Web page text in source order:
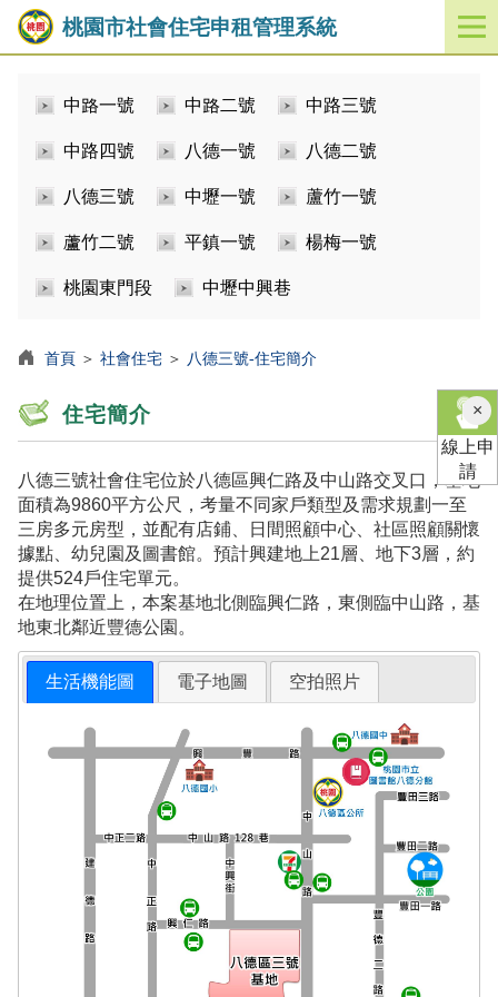
桃園市社會住宅申租管理系統
開
啟
中路一號 中路二號 中路三號
中路四號 八德一號 八德二號
八德三號 中壢一號 蘆竹一號
蘆竹二號 平鎮一號 楊梅一號
桃園東門段 中壢中興巷
首頁 ＞ 社會住宅 ＞ 八德三號-住宅簡介
住宅簡介
八德三號社會住宅位於八德區興仁路及中山路交叉口，基地
面積為9860平方公尺，考量不同家戶類型及需求規劃一至
三房多元房型，並配有店鋪、日間照顧中心、社區照顧關懷
據點、幼兒園及圖書館。預計興建地上21層、地下3層，約
提供524戶住宅單元。
在地理位置上，本案基地北側臨興仁路，東側臨中山路，基
地東北鄰近豐德公園。
生活機能圖 電子地圖 空拍照片
×關
閉
線上申
請